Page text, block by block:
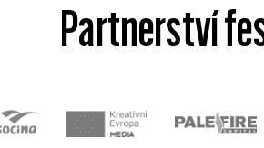
Partnerství